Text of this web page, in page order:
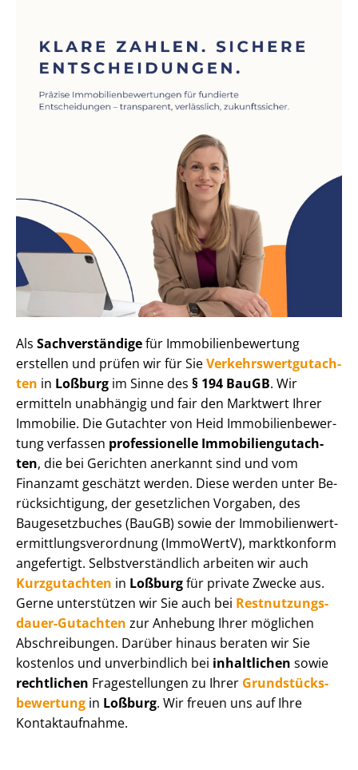
Als Sachverständigefür Im­mo­bi­li­en­be­wer­tung
erstellen und prüfen wir für SieVer­kehrs­wert­gut­ach­
ten in Loßburg im Sinne des § 194 BauGB. Wir
ermitteln unabhängig und fair den Marktwert Ihrer
Immobilie. Die Gutachter von Heid Im­mo­bi­li­en­be­wer­
tung verfassen professionelle Im­mo­bi­li­en­gut­ach­
ten, die bei Gerichten anerkannt sind und vom
Finanzamt geschätzt werden. Diese werden unter Be­
rück­sich­ti­gung, der gesetzlichen Vorgaben, des
Baugesetzbuches (BauGB) sowie der Im­mo­bi­li­en­wert­
ermitt­lungs­ver­ord­nung (ImmoWertV), marktkonform
angefertigt. Selbst­ver­ständ­lich arbeiten wir auch
Kurzgutachten in Loßburgfür private Zwecke aus.
Gerne unterstützen wir Sie auch bei Rest­nut­zungs­
dau­er-Gutachten zur Anhebung Ihrer möglichen
Abschreibungen. Darüber hinaus beraten wir Sie
kostenlos und unverbindlich bei inhaltlichen sowie
rechtlichen Fragestellungen zu Ihrer Grund­stücks­
be­wer­tung in Loßburg. Wir freuen uns auf Ihre
Kontaktaufnahme.